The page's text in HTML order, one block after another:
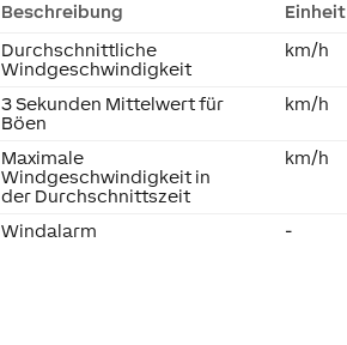
Beschreibung Einheit
Durchschnittliche
Windgeschwindigkeit
km/h
3 Sekunden Mittelwert für
Böen
km/h
Maximale
Windgeschwindigkeit in
der Durchschnittszeit
km/h
Windalarm -